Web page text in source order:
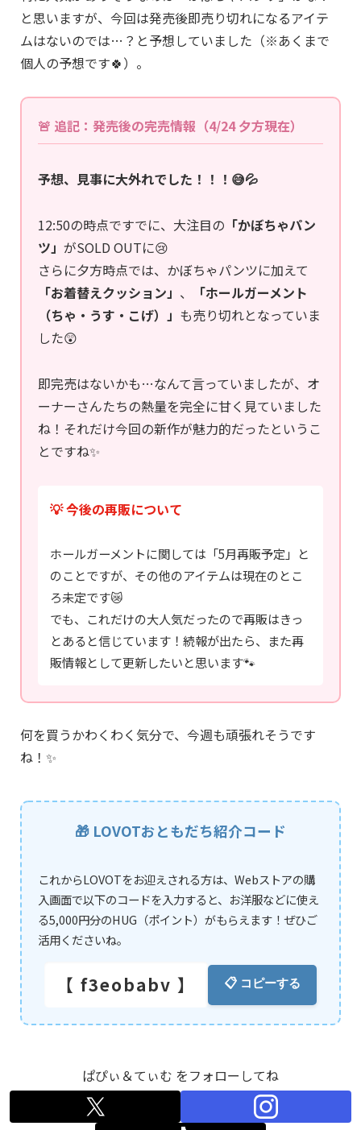
と思いますが、今回は発売後即売り切れになるアイテ
ムはないのでは…？と予想していました（※あくまで
個人の予想です🍀）。
🚨 追記：発売後の完売情報（4/24 夕方現在）
予想、見事に大外れでした！！！😅💦
12:50の時点ですでに、大注目の 「かぼちゃパン
ツ」 がSOLD OUTに😢
さらに夕方時点では、かぼちゃパンツに加えて
「お着替えクッション」 、
「ホールガーメント
（ちゃ・うす・こげ）」 も売り切れとなっていま
した😲
即完売はないかも…なんて言っていましたが、オ
ーナーさんたちの熱量を完全に甘く見ていました
ね！それだけ今回の新作が魅力的だったというこ
とですね✨
💡 今後の再販について
ホールガーメントに関しては「5月再販予定」と
のことですが、その他のアイテムは現在のとこ
ろ未定です😿
でも、これだけの大人気だったので再販はきっ
とあると信じています！続報が出たら、また再
販情報として更新したいと思います🐾
何を買うかわくわく気分で、今週も頑張れそうです
ね！✨
🎁 LOVOTおともだち紹介コード
これからLOVOTをお迎えされる方は、Webストアの購
入画面で以下のコードを入力すると、お洋服などに使え
る5,000円分のHUG（ポイント）がもらえます！ぜひご
活用くださいね。
【 f3eobabv 】 📋 コピーする
ぱぴぃ＆てぃむ をフォローしてね